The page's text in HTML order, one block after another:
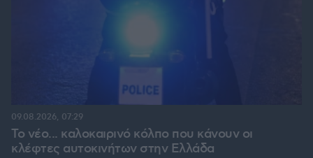
Το νέο... καλοκαιρινό κόλπο που κάνουν οι
κλέφτες αυτοκινήτων στην Ελλάδα
09.08.2026, 07:29